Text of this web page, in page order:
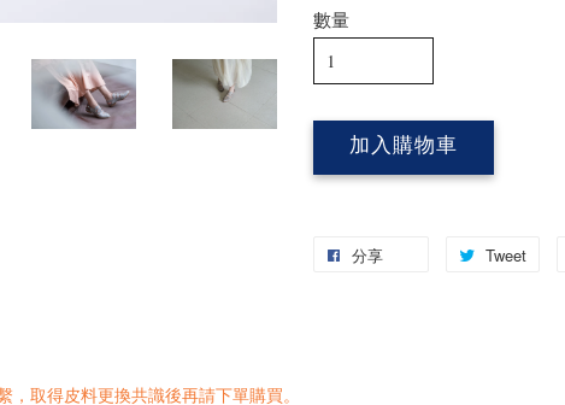
數量
加入購物車
分享 Tweet
，取得皮料更換共識後再請下單購買。